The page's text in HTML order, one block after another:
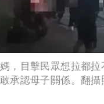
，目擊民眾想拉都
承認母子關係。翻攝